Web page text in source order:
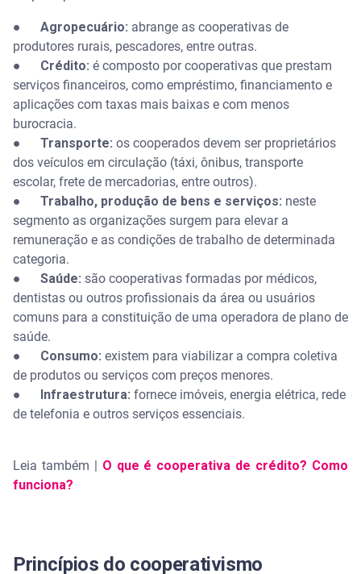
● Agropecuário: abrange as cooperativas de
produtores rurais, pescadores, entre outras.
●
Crédito: é composto por cooperativas que prestam
serviços financeiros, como empréstimo, financiamento e
aplicações com taxas mais baixas e com menos
burocracia.
● Transporte: os cooperados devem ser proprietários
dos veículos em circulação (táxi, ônibus, transporte
escolar, frete de mercadorias, entre outros).
●
Trabalho, produção de bens e serviços: neste
segmento as organizações surgem para elevar a
remuneração e as condições de trabalho de determinada
categoria.
● Saúde: são cooperativas formadas por médicos,
dentistas ou outros profissionais da área ou usuários
comuns para a constituição de uma operadora de plano de
saúde.
●
Consumo: existem para viabilizar a compra coletiva
de produtos ou serviços com preços menores.
●
Infraestrutura: fornece imóveis, energia elétrica, rede
de telefonia e outros serviços essenciais.
Leia também | O que é cooperativa de crédito? Como
funciona?
Princípios do cooperativismo